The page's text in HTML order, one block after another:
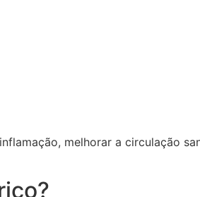
melhorar a circulação